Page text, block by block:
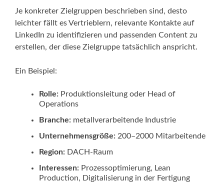
Je konkreter Zielgruppen beschrieben sind, desto
leichter fällt es Vertrieblern, relevante Kontakte auf
LinkedIn zu identifizieren und passenden Content zu
erstellen, der diese Zielgruppe tatsächlich anspricht.
Ein Beispiel:
Rolle: Produktionsleitung oder Head of
Operations
Branche: metallverarbeitende Industrie
Unternehmensgröße: 200–2000 Mitarbeitende
Region: DACH-Raum
Interessen: Prozessoptimierung, Lean
Production, Digitalisierung in der Fertigung